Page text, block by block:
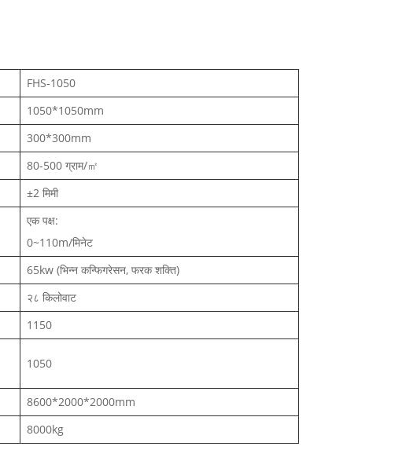
FHS-1050
1050*1050mm
300*300mm
80-500 ग्राम/㎡
±2 मिमी
एक पक्ष:
0~110m/मिनेट
65kw (भिन्न कन्फिगरेसन, फरक शक्ति)
२८ किलोवाट
1150
1050
8600*2000*2000mm
8000kg